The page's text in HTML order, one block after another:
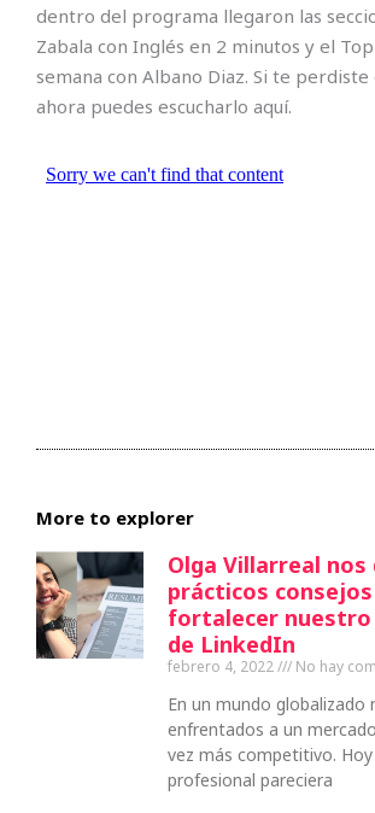
dentro del programa llegaron las
Zabala con Inglés en 2 minutos y el
semana con Albano Diaz. Si te
ahora puedes escucharlo aquí.
More to explorer
Olga Villarreal nos
prácticos
fortalecer nuestro
de LinkedIn
febrero 4, 2022 No hay
En un mundo globalizado
enfrentados a un
vez más competitivo.
profesional pareciera